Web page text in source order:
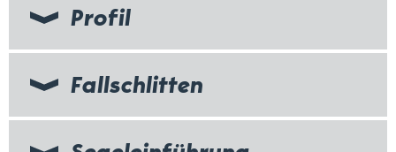
Profil
Fallschlitten